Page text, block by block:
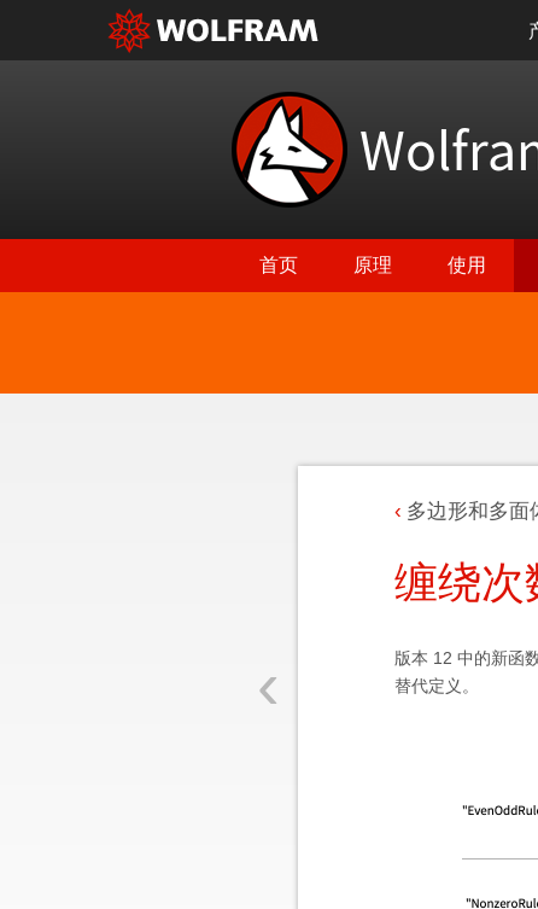
首页 原理 使用
‹
多边形和多面
缠绕次
版本 12 中的新函
替代定义。